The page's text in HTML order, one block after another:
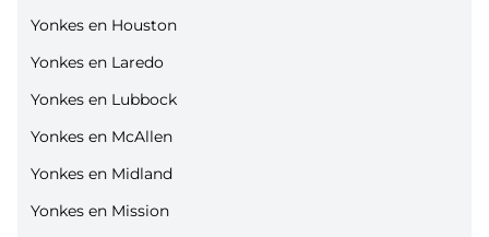
Yonkes en Houston
Yonkes en Laredo
Yonkes en Lubbock
Yonkes en McAllen
Yonkes en Midland
Yonkes en Mission